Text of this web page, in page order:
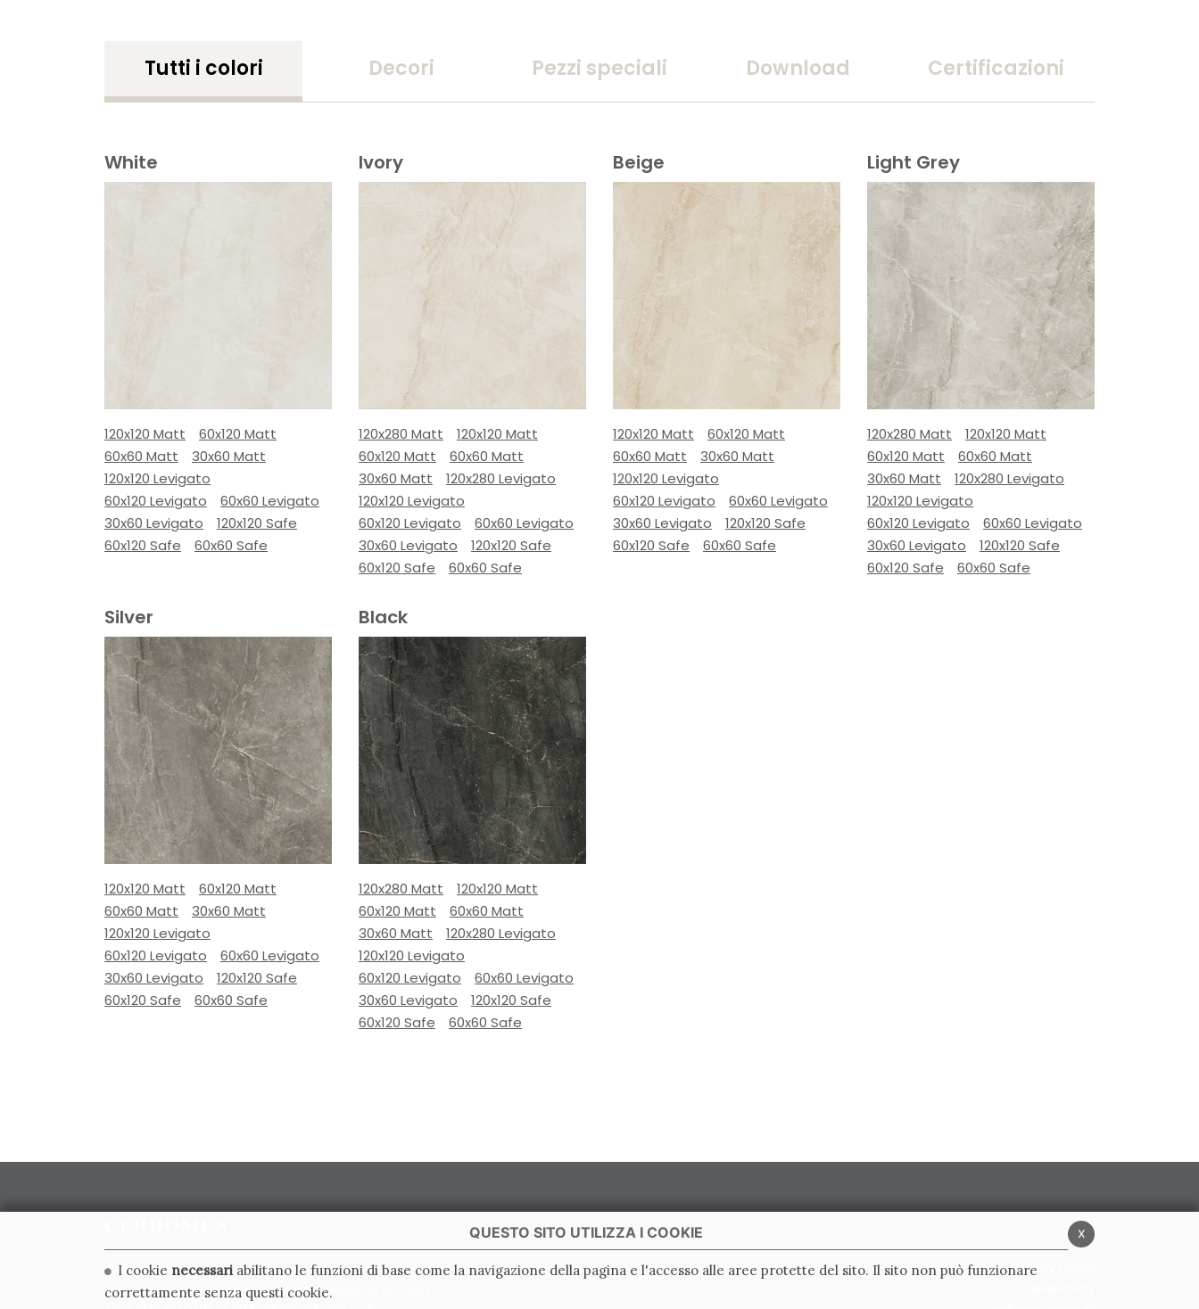
Tutti i colori Decori Pezzi speciali Download Certificazioni
White
120x120 Matt
60x120 Matt
60x60 Matt
30x60 Matt
120x120 Levigato
60x120 Levigato
60x60 Levigato
30x60 Levigato
120x120 Safe
60x120 Safe
60x60 Safe
Ivory
120x280 Matt
120x120 Matt
60x120 Matt
60x60 Matt
30x60 Matt
120x280 Levigato
120x120 Levigato
60x120 Levigato
60x60 Levigato
30x60 Levigato
120x120 Safe
60x120 Safe
60x60 Safe
Beige
120x120 Matt
60x120 Matt
60x60 Matt
30x60 Matt
120x120 Levigato
60x120 Levigato
60x60 Levigato
30x60 Levigato
120x120 Safe
60x120 Safe
60x60 Safe
Light Grey
120x280 Matt
120x120 Matt
60x120 Matt
60x60 Matt
30x60 Matt
120x280 Levigato
120x120 Levigato
60x120 Levigato
60x60 Levigato
30x60 Levigato
120x120 Safe
60x120 Safe
60x60 Safe
Silver
120x120 Matt
60x120 Matt
60x60 Matt
30x60 Matt
120x120 Levigato
60x120 Levigato
60x60 Levigato
30x60 Levigato
120x120 Safe
60x120 Safe
60x60 Safe
Black
120x280 Matt
120x120 Matt
60x120 Matt
60x60 Matt
30x60 Matt
120x280 Levigato
120x120 Levigato
60x120 Levigato
60x60 Levigato
30x60 Levigato
120x120 Safe
60x120 Safe
60x60 Safe
CERDOMUS S.R.L.
Via Emilia Ponente, 1000 - 48014 Castel Bolognese (RA) Italy
Privacy Policy
x
QUESTO SITO UTILIZZA I COOKIE
I cookie necessari abilitano le funzioni di base come la navigazione della pagina e l'accesso alle aree protette del sito. Il sito non può funzionare
correttamente senza questi cookie.